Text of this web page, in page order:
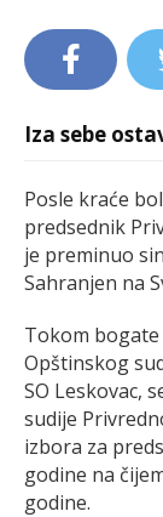
LIFESTYLE
EXTRA
Iza sebe
Posle kraće
predsednik
je preminuo
Sahranjen na
Tokom
Opštinskog
SO Leskovac,
sudije
izbora za
godine na
godine.